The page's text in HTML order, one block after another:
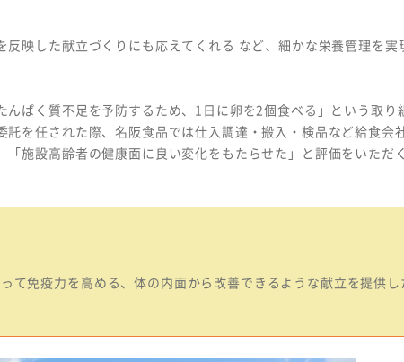
映した献立づくりにも応えてくれる など、細かな栄養管理を実
ぱく質不足を予防するため、1日に卵を2個食べる」という取り
を任された際、名阪食品では仕入調達・搬入・検品など給食会
施設高齢者の健康面に良い変化をもたらせた」と評価をいただ
て免疫力を高める、体の内面から改善できるような献立を提供し